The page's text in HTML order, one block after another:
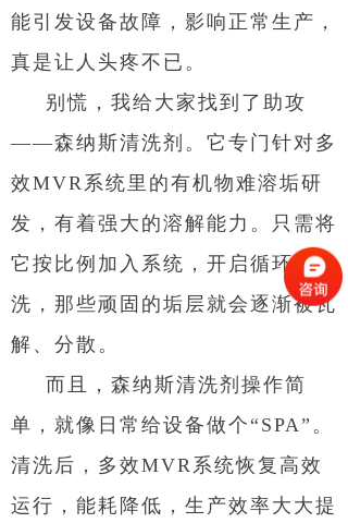
能引发设备故障，影响正常生产，
真是让人头疼不已。
别慌，我给大家找到了助攻
——森纳斯清洗剂。它专门针对多
效MVR系统里的有机物难溶垢研
发，有着强大的溶解能力。只需将
它按比例加入系统，开启循环清
洗，那些顽固的垢层就会逐渐被瓦
解、分散。
而且，森纳斯清洗剂操作简
单，就像日常给设备做个“SPA”。
清洗后，多效MVR系统恢复高效
运行，能耗降低，生产效率大大提